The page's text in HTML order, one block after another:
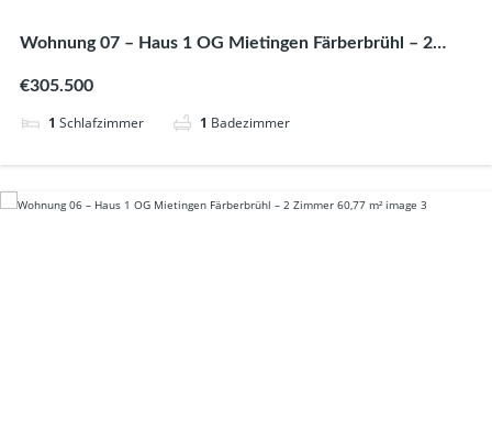
Wohnung 07 – Haus 1 OG Mietingen Färberbrühl – 2
€305.500
1 Schlafzimmer 1 Badezimmer